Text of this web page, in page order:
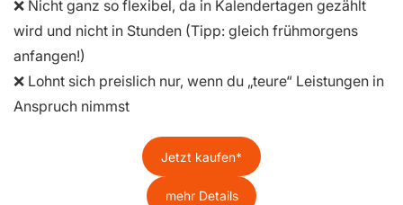
❌ Nicht ganz so flexibel, da in Kalendertagen gezählt
wird und nicht in Stunden (Tipp: gleich frühmorgens
anfangen!)
❌ Lohnt sich preislich nur, wenn du „teure“ Leistungen in
Anspruch nimmst
Jetzt kaufen
mehr Details